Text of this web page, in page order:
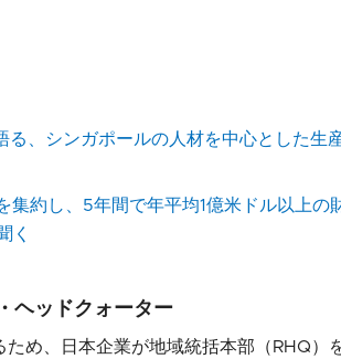
る、シンガポールの人材を中心とした生
約し、5年間で年平均1億米ドル以上の
く
ヘッドクォーター
め、日本企業が地域統括本部（RHQ）